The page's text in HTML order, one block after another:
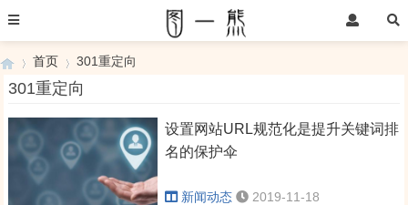
首页 301重定向
301重定向
设置网站URL规范化是提升关键词排
名的保护伞
新闻动态 2019-11-18